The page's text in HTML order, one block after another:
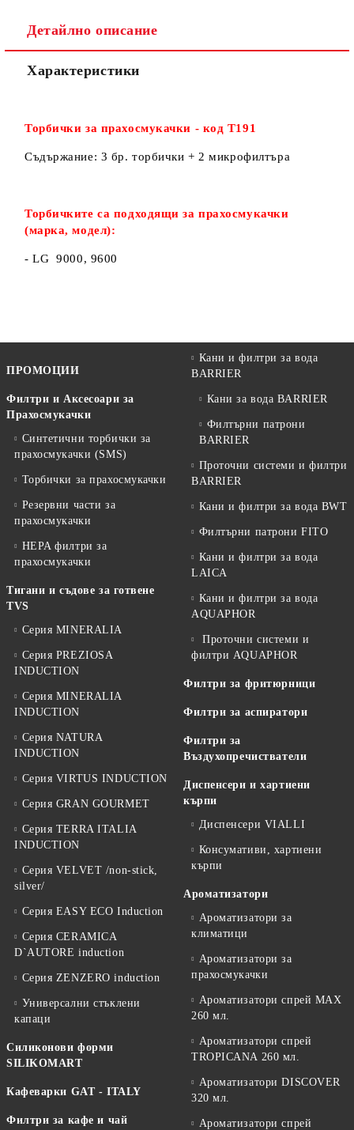
Ние ще се свържем с вас в рамките на работния ден.
Детайлно описание
Характеристики
Торбички за прахосмукачки - код Т191
Съдържание: 3 бр. торбички + 2 микрофилтъра
Торбичките са подходящи за прахосмукачки
(марка, модел):
- LG 9000, 9600
ПРОМОЦИИ
Филтри и Аксесоари за
Прахосмукачки
Синтетични торбички за
прахосмукачки (SMS)
Торбички за прахосмукачки
Резервни части за
прахосмукачки
HEPA филтри за
прахосмукачки
Тигани и съдове за готвене
TVS
Серия MINERALIA
Серия PREZIOSA
INDUCTION
Серия MINERALIA
INDUCTION
Серия NATURA
INDUCTION
Серия VIRTUS INDUCTION
Серия GRAN GOURMET
Серия TERRA ITALIA
INDUCTION
Серия VELVET /non-stick,
silver/
Серия EASY ECO Induction
Серия CERAMICA
D`AUTORE induction
Серия ZENZERO induction
Универсални стъклени
капаци
Силиконови форми
SILIKOMART
Кафеварки GAT - ITALY
Филтри за кафе и чай
Кани и филтри за вода
BARRIER
Кани за вода BARRIER
Филтърни патрони
BARRIER
Проточни системи и филтри
BARRIER
Кани и филтри за вода BWT
Филтърни патрони FITO
Кани и филтри за вода
LAICA
Кани и филтри за вода
AQUAPHOR
Проточни системи и
филтри AQUAPHOR
Филтри за фритюрници
Филтри за аспиратори
Филтри за
Въздухопречистватели
Диспенсери и хартиени
кърпи
Диспенсери VIALLI
Консумативи, хартиени
кърпи
Ароматизатори
Ароматизатори за
климатици
Ароматизатори за
прахосмукачки
Ароматизатори спрей MAX
260 мл.
Ароматизатори спрей
TROPICANA 260 мл.
Ароматизатори DISCOVER
320 мл.
Ароматизатори спрей